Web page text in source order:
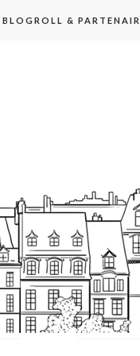
BLOGROLL &